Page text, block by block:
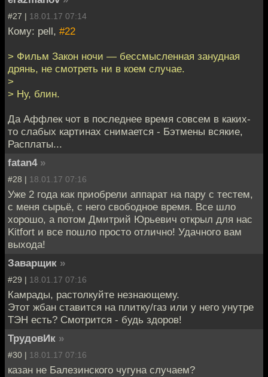
#27 | 18.01.17 07:14
Кому: pell, #22
> Фильм Закон ночи — бессмысленная занудная
дрянь, не смотреть ни в коем случае.
>
> Ну, блин.
Да Аффлек чот в последнее время совсем в каких-
то слабых картинах снимается - Бэтмены всякие,
Расплаты...
fatan4 »
#28 | 18.01.17 07:16
Уже 2 года как приобрели аппарат на пару с тестем,
с меня сырьё, с него свободное время. Все шло
хорошо, а потом Дмитрий Юрьевич открыл для нас
Kitfort и все пошло просто отлично! Удачного вам
выхода!
Заварщик »
#29 | 18.01.17 07:16
Камрады, растолкуйте незнающему.
Этот жбан ставится на плитку/газ или у него унутре
ТЭН есть? Смотрится - будь здоров!
ТрудовИк »
#30 | 18.01.17 07:16
казан не Балезинского чугуна случаем?